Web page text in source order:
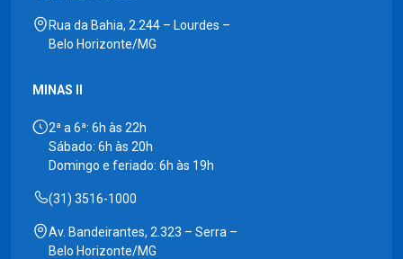
Rua da Bahia, 2.244 – Lourdes –
Belo Horizonte/MG
MINAS II
2ª a 6ª: 6h às 22h
Sábado: 6h às 20h
Domingo e feriado: 6h às 19h
(31) 3516-1000
Av. Bandeirantes, 2.323 – Serra –
Belo Horizonte/MG